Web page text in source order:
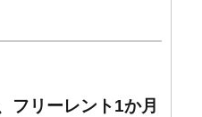
フリーレント1か月